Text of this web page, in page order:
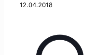
12.04.2018